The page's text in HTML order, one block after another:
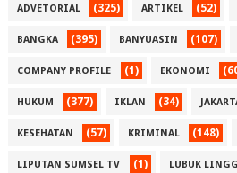
ADVETORIAL (325) ARTIKEL (52)
BANGKA (395) BANYUASIN (107)
COMPANY PROFILE (1) EKONOMI
HUKUM (377) IKLAN (34)
KESEHATAN (57) KRIMINAL (148)
LIPUTAN SUMSEL TV (1) LUBUK